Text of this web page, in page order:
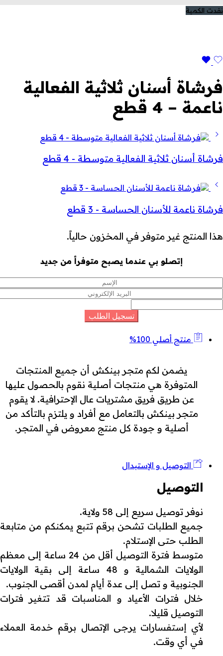
نفدت الكمية
فرشاة أسنان ثلاثية الفعالية
ناعمة – 4 قطع
فرشاة أسنان ثلاثية الفعالية متوسطة - 4 قطع
فرشاة ناعمة للأسنان الحساسة - 3 قطع
هذا المنتج غير متوفر في المخزون حالياً.
إتصلو بي عندما يصبح متوفراً من جديد
منتج أصلي 100%
يضمن لكم متجر بينكش أن جميع المنتجات
المتوفرة هي منتجات أصلية نقوم بالحصول عليها
عن طريق فريق مشتريات عال الإحترافية. لا يقوم
متجر بينكش بالتعامل مع أفراد و يلتزم بالتأكد من
أصلية و جودة كل منتج معروض في المتجر.
التوصيل و الإستبدال
التوصيل
نوفر توصيل سريع إلى 58 ولاية.
جميع الطلبات تشحن برقم تتبع يمكنكم من متابعة
الطلب حتى الإستلام.
متوسط فترة التوصيل أقل من 24 ساعة إلى معظم
الولايات الشمالية و 48 ساعة إلى بقية الولايات
الجنوبية و تصل إلى عدة أيام لمدن أقصى الجنوب.
خلال فترات الأعياد و المناسبات قد تتغير فترات
التوصيل قليلا.
لأي إستفسارات يرجى الإتصال برقم خدمة العملاء
في أي وقت.